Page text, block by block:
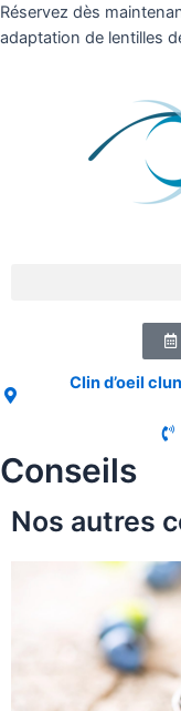
Réservez dès
adaptation de lentilles
Clin d’oeil
Conseils
Nos autres